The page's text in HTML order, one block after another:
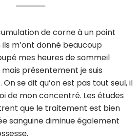
de corne à un point
m’ont donné beaucoup
mes heures de sommeil
présentement je suis
se dit qu’on est pas tout seul, il
de mon concentré. Les études
que le traitement est bien
sanguine diminue également